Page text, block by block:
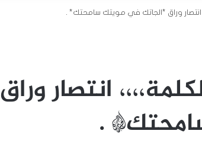
وراق *الجاتك في مويتك سامحتك* .
انتصار وراق
.